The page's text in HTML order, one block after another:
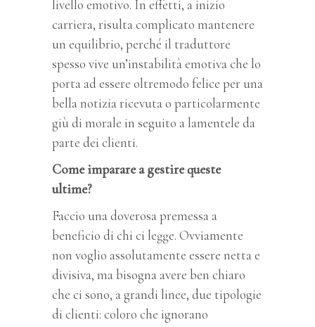
livello emotivo. In effetti, a inizio
carriera, risulta complicato mantenere
un equilibrio, perché il traduttore
spesso vive un’instabilità emotiva che lo
porta ad essere oltremodo felice per una
bella notizia ricevuta o particolarmente
giù di morale in seguito a lamentele da
parte dei clienti.
Come imparare a gestire queste
ultime?
Faccio una doverosa premessa a
beneficio di chi ci legge. Ovviamente
non voglio assolutamente essere netta e
divisiva, ma bisogna avere ben chiaro
che ci sono, a grandi linee, due tipologie
di clienti: coloro che ignorano